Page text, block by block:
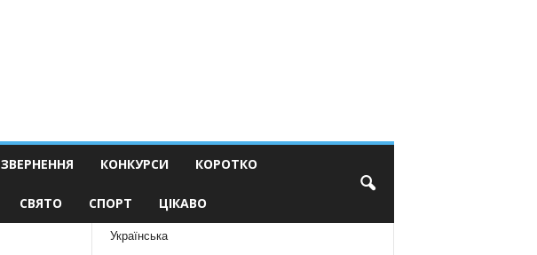
ЗВЕРНЕННЯ КОНКУРСИ КОРОТКО
СВЯТО СПОРТ ЦІКАВО
Українська